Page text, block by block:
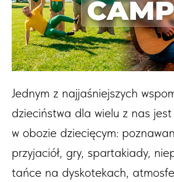
Jednym z najjaśniejszych
dzieciństwa dla wielu z nas
w obozie dziecięcym:
przyjaciół, gry, spartakiady,
tańce na dyskotekach,